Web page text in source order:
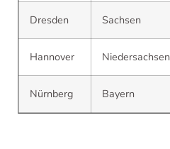
Dresden Sachsen
Hannover Niedersachsen
Nürnberg Bayern